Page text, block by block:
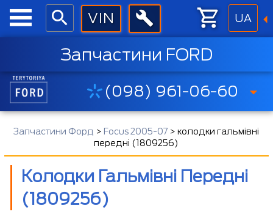
UA
Запчастини FORD
(098) 961-06-60
Запчастини Форд > Focus 2005-07 >колодки гальмівні
передні (1809256)
Колодки Гальмівні Передні
(1809256)